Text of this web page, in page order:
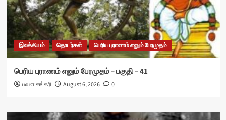
இலக்கியம் தொடர்கள் பெரிய புராணம் எனும் பேரமுதம்
பெரிய புராணம் எனும் பேரமுதம் – பகுதி – 41
பவள சங்கரி August 6, 2026 0